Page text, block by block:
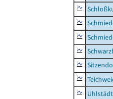
Uhlstädt